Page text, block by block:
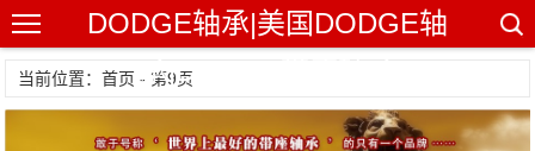
DODGE轴承|美国DODGE轴
承|DODGE带座轴承
当前位置：首页 - 第9页